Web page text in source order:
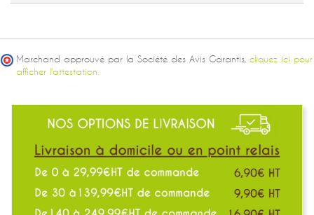
Marchand approuvé par la Société des Avis Garantis, cliquez ici pour
afficher l'attestation.